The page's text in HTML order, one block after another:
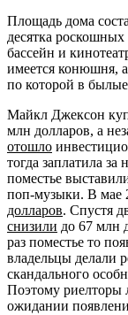
Площадь дома
десятка роскошных
бассейн и
имеется конюшня,
по которой в
Майкл Джексон
млн долларов, а
отошло
тогда заплатила
поместье
поп-музыки. В мае
долларов. Спустя
снизили до 67 млн
раз поместье то
владельцы делали
скандального
Поэтому риелторы
ожидании